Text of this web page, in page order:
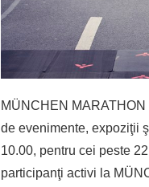
MÜNCHEN
de evenimente, expoziţii
10.00, pentru cei peste
participanţi activi la